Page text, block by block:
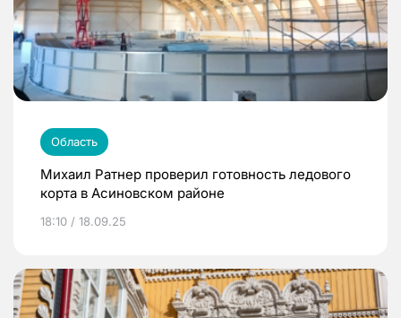
Область
Михаил Ратнер проверил готовность ледового
корта в Асиновском районе
18:10 / 18.09.25